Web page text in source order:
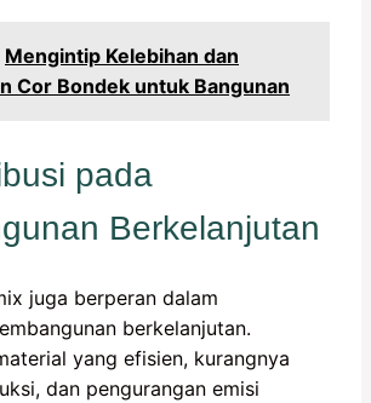
Mengintip Kelebihan dan
Cor Bondek untuk Bangunan
pada
Berkelanjutan
juga berperan dalam
berkelanjutan.
yang efisien, kurangnya
dan pengurangan emisi